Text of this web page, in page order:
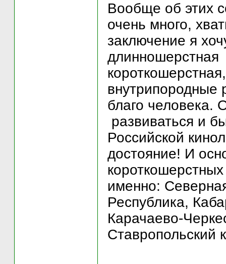
Вообще об этих
очень много,
заключение я
длинношерстная
внутрипородные
благо человека.
развиваться и
Российской
достояние! И
именно:
Республика,
Карачаево-
Ставропольский